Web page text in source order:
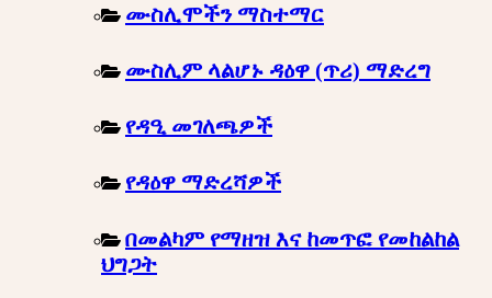
ሙስሊሞችን ማስተማር
ሙስሊም ላልሆኑ ዳዕዋ (ጥሪ) ማድረግ
የዳዒ መገለጫዎች
የዳዕዋ ማድረሻዎች
በመልካም የማዘዝ እና ከመጥፎ የመከልከል
ህግጋት